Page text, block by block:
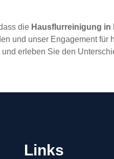
die Hausflurreinigung in
und unser Engagement
erleben Sie den
Links